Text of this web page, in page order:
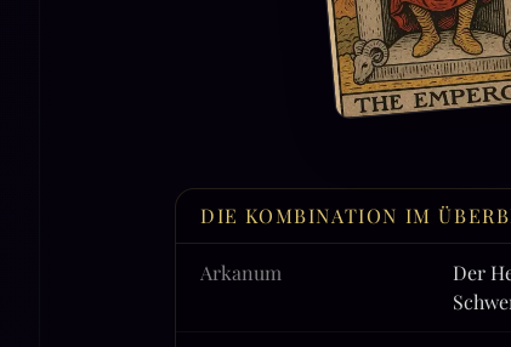
DIE KOMBINATION IM
Arkanum
Der